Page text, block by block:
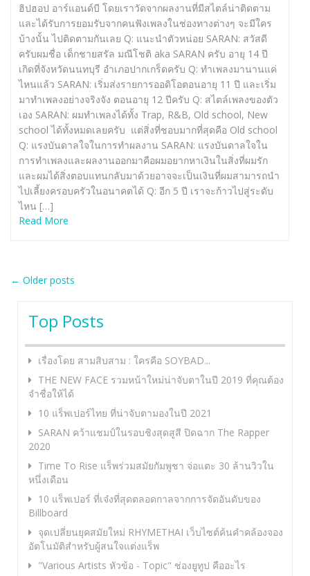
ฮิปฮอป อาร์แอนด์บี โดยเราวัดจากผลงานที่มีสไตล์น่าติดตาม
และได้รับการยอมรับจากคนฟังเพลงในช่องทางต่างๆ จะมีใคร
บ้างนั้น ไปติดตามกันเลย Q: แนะนำตัวหน่อย SARAN: สวัสดี
ครับผมชื่อ เด็กชายสรัล มณีโชติ aka SARAN ครับ อายุ 14 ปี
เกิดที่จังหวัดนนทบุรี อำเภอปากเกร็ดครับ Q: ทำเพลงมานานแค่
ไหนแล้ว SARAN: เริ่มส่งรายการออดิโอตอนอายุ 11 ปี และเริ่ม
มาทำเพลงอย่างจริงจัง ตอนอายุ 12 ปีครับ Q: สไตล์เพลงของตัว
เอง SARAN: ผมทำเพลงได้ทั้ง Trap, R&B, Old school, New
school ได้ทั้งหมดเลยครับ แต่สิ่งที่ชอบมากที่สุดคือ Old school
Q: แรงบันดาลใจในการทำผลงาน SARAN: แรงบันดาลใจใน
การทำเพลงและผลงานออกมาคือผมอยากหาเงินในสิ่งที่ผมรัก
และผมได้สิ่งตอบแทนกลับมาด้วยอาจจะเป็นเงินที่ผมสามารถนำ
ไปเลี้ยงครอบครัวในอนาคตได้ Q: อีก 5 ปี เราจะก้าวไปสู่ระดับ
ไหน […]
Read More
Post
navigation
← Older posts
Top Posts
เรื่องโดย สามสิบสาม : ใครคือ SOYBAD...
THE NEW FACE รวมหน้าใหม่น่าจับตาในปี 2019 ที่คุณต้อง
จำชื่อให้ได้
10 แร็พเปอร์ไทย ที่น่าจับตามองในปี 2021
SARAN คว้าแชมป์ในรอบชิงสุดสูสี ปิดฉาก The Rapper
2020
Time To Rise แร็พร่วมสมัยกัมพูชา จ่อแตะ 30 ล้านวิวใน
หนึ่งเดือน
10 แร็พเปอร์ ที่เจ๋งที่สุดตลอดกาลจากการจัดอันดับของ
Billboard
จุดเปลี่ยนยุคสมัยใหม่ RHYMETHAI เว็บไซต์ค้นคำคล้องจอง
อัตโนมัติสำหรับผู้สนใจแต่งแร็พ
"Various Artists หัวข้อ - Topic" ช่องยูทูป คืออะไร